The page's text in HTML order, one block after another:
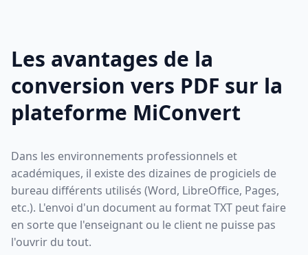
Les avantages de la
conversion vers PDF sur la
plateforme MiConvert
Dans les environnements professionnels et
académiques, il existe des dizaines de progiciels de
bureau différents utilisés (Word, LibreOffice, Pages,
etc.). L'envoi d'un document au format TXT peut faire
en sorte que l'enseignant ou le client ne puisse pas
l'ouvrir du tout.